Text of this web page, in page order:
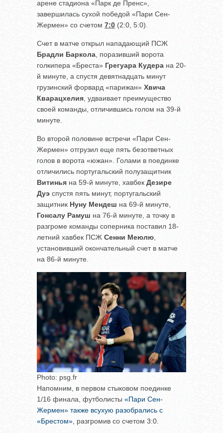
арене стадиона «Парк де Пренс»,
завершилась сухой победой «Пари Сен-
Жермен» со счетом 7:0 (2:0, 5:0).
Счет в матче открыл нападающий ПСЖ
Брадли Баркола, поразивший ворота
голкипера «Бреста» Грегуара Кудера на 20-
й минуте, а спустя девятнадцать минут
грузинский форвард «парижан» Хвича
Кварацхелия, удваивает преимущество
своей команды, отличившись голом на 39-й
минуте.
Во второй половине встречи «Пари Сен-
Жермен» отгрузил еще пять безответных
голов в ворота «южан». Голами в поединке
отличились португальский полузащитник
Витинья на 59-й минуте, хавбек Дезире
Дуэ спустя пять минут, португальский
защитник Нуну Мендеш на 69-й минуте,
Гонсалу Рамуш на 76-й минуте, а точку в
разгроме команды соперника поставил 18-
летний хавбек ПСЖ Сенни Меюлю,
установивший окончательный счет в матче
на 86-й минуте.
Photo: psg.fr
Напомним, в первом стыковом поединке
1/16 финала, футболисты «Пари Сен-
Жермен» также всухую разобрались с
«Брестом», разгромив со счетом 3:0.